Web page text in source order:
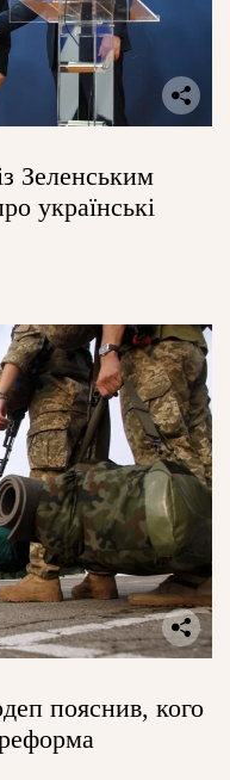
Зеленським
українські
пояснив, кого